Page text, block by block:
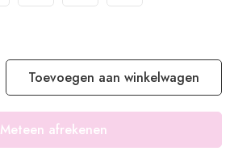
Toevoegen aan winkelwagen
Meteen afrekenen